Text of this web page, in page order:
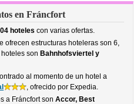
en Fráncfort
hoteles con varias ofertas.
ofrecen estructuras hoteleras son 6,
son Bahnhofsviertel y
al momento de un hotel a
, ofrecido por Expedia.
a Fráncfort sonAccor, Best